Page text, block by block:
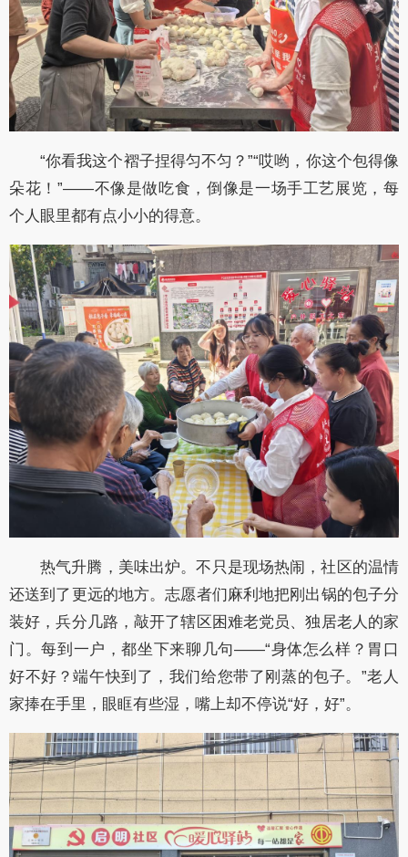
“你看我这个褶子捏得匀不匀？”“哎哟，你这个包得像
朵花！”——不像是做吃食，倒像是一场手工艺展览，每
个人眼里都有点小小的得意。
热气升腾，美味出炉。不只是现场热闹，社区的温情
还送到了更远的地方。志愿者们麻利地把刚出锅的包子分
装好，兵分几路，敲开了辖区困难老党员、独居老人的家
门。每到一户，都坐下来聊几句——“身体怎么样？胃口
好不好？端午快到了，我们给您带了刚蒸的包子。”老人
家捧在手里，眼眶有些湿，嘴上却不停说“好，好”。